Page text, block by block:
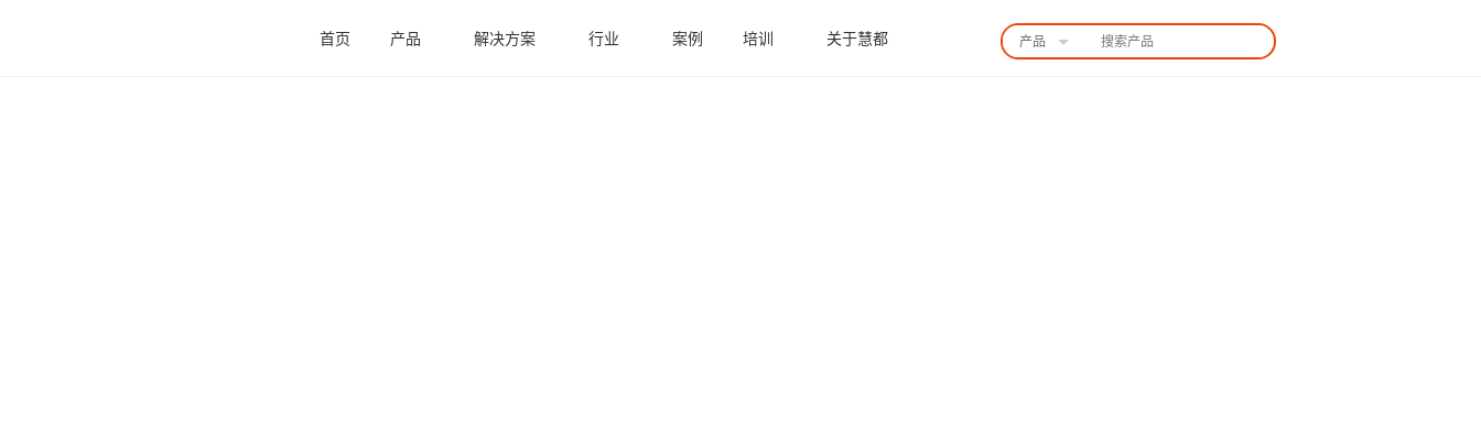
首页 产品 解决方案 行业 案例 培训 关于慧都 产品